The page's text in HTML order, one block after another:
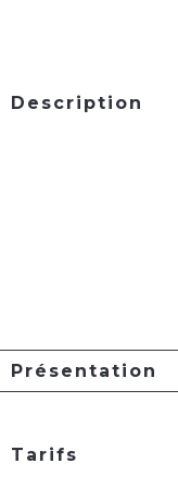
Description
Présentation
Tarifs